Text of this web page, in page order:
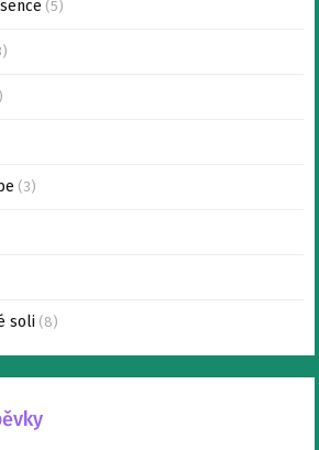
(5)
(3)
soli (8)